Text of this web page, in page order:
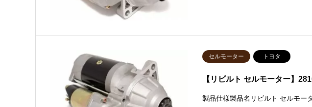
セルモーター トヨタ
【リビルト セルモーター】
製品仕様製品名リビルト セルモー